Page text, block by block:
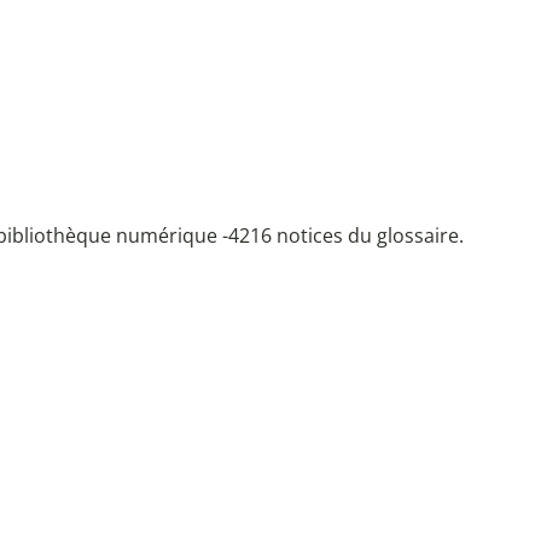
numérique -4216 notices du glossaire.